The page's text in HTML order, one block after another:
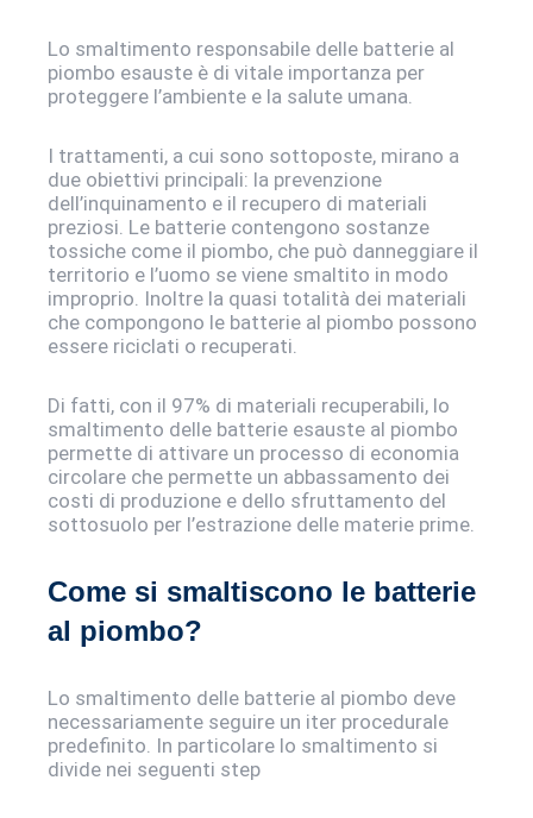
Lo smaltimento responsabile delle batterie al
piombo esauste è di vitale importanza per
proteggere l’ambiente e la salute umana.
I trattamenti, a cui sono sottoposte, mirano a
due obiettivi principali: la prevenzione
dell’inquinamento e il recupero di materiali
preziosi. Le batterie contengono sostanze
tossiche come il piombo, che può danneggiare il
territorio e l’uomo se viene smaltito in modo
improprio. Inoltre la quasi totalità dei materiali
che compongono le batterie al piombo possono
essere riciclati o recuperati.
Di fatti, con il 97% di materiali recuperabili, lo
smaltimento delle batterie esauste al piombo
permette di attivare un processo di economia
circolare che permette un abbassamento dei
costi di produzione e dello sfruttamento del
sottosuolo per l’estrazione delle materie prime.
Come si smaltiscono le batterie
al piombo?
Lo smaltimento delle batterie al piombo deve
necessariamente seguire un iter procedurale
predefinito. In particolare lo smaltimento si
divide nei seguenti step